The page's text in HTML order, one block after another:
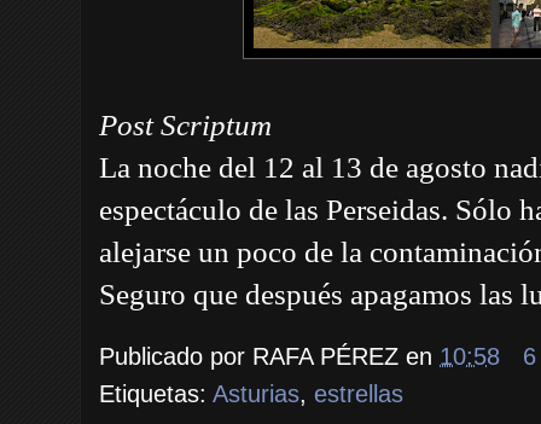
Post Scriptum
La noche del 12 al 13 de agosto
espectáculo de las Perseidas. Sólo
alejarse un poco de la
Seguro que después apagamos las
Publicado por RAFA PÉREZ en 10:58
Etiquetas: Asturias, estrellas